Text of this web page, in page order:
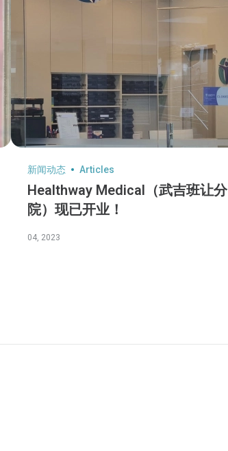
新闻动态 Articles
Healthway Medical（武吉班让分
院）现已开业！
04, 2023